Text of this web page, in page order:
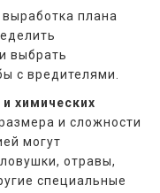
выработка плана
выбрать
с вредителями.
химических
и сложности
могут
отравы,
специальные